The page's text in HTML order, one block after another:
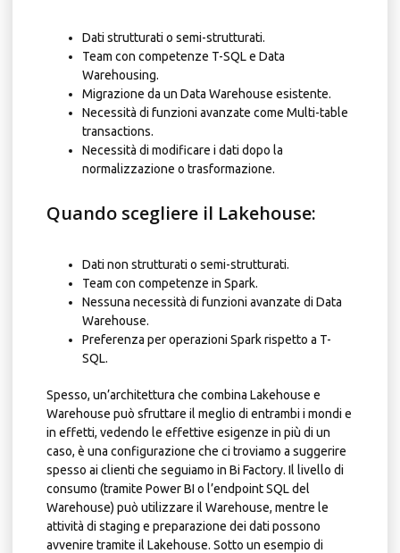
Dati strutturati o semi-strutturati.
Team con competenze T-SQL e Data
Warehousing.
Migrazione da un Data Warehouse esistente.
Necessità di funzioni avanzate come Multi-table
transactions.
Necessità di modificare i dati dopo la
normalizzazione o trasformazione.
Quando scegliere il Lakehouse:
Dati non strutturati o semi-strutturati.
Team con competenze in Spark.
Nessuna necessità di funzioni avanzate di Data
Warehouse.
Preferenza per operazioni Spark rispetto a T-
SQL.
Spesso, un’architettura che combina Lakehouse e
Warehouse può sfruttare il meglio di entrambi i mondi e
in effetti, vedendo le effettive esigenze in più di un
caso, è una configurazione che ci troviamo a suggerire
spesso ai clienti che seguiamo in Bi Factory. Il livello di
consumo (tramite Power BI o l’endpoint SQL del
Warehouse) può utilizzare il Warehouse, mentre le
attività di staging e preparazione dei dati possono
avvenire tramite il Lakehouse. Sotto un esempio di